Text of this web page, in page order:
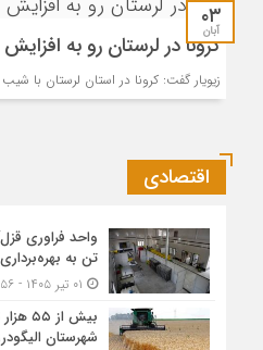
۰۳
آبان
کرونا در لرستان رو به
زیویار گفت: کرونا در استان لرستان با
اقتصادی
واحد فراوری
تن به
بیش
شهرستان